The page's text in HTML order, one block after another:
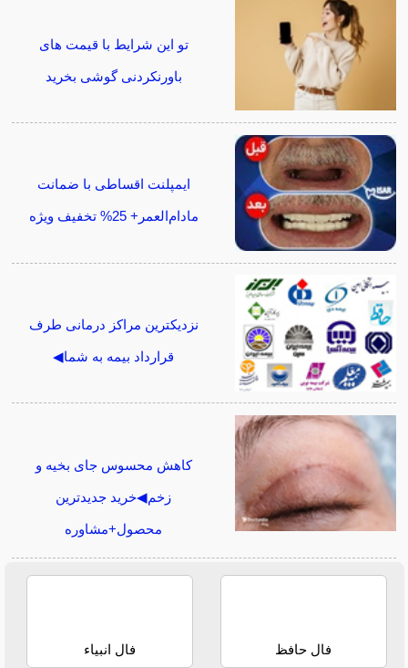
تو این شرایط با قیمت های
باورنکردنی گوشی بخرید
ایمپلنت اقساطی با ضمانت
مادام‌العمر+ 25% تخفیف ویژه
نزدیکترین مراکز درمانی طرف
قرارداد بیمه به شما◀
کاهش محسوس جای بخیه و
زخم◀خرید جدیدترین
محصول+مشاوره
فال حافظ فال انبیاء